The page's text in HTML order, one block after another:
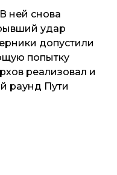
ней снова
удар
допустили
попытку
реализовал и
раунд Пути